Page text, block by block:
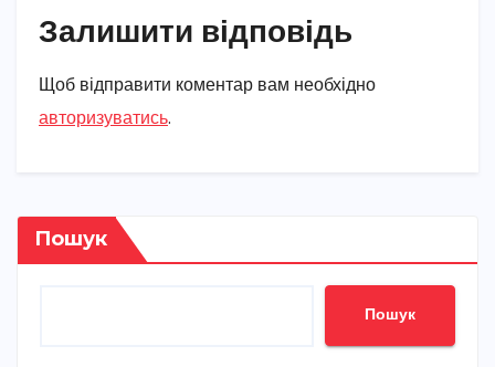
Залишити відповідь
Щоб відправити коментар вам необхідно
авторизуватись.
Пошук
Пошук